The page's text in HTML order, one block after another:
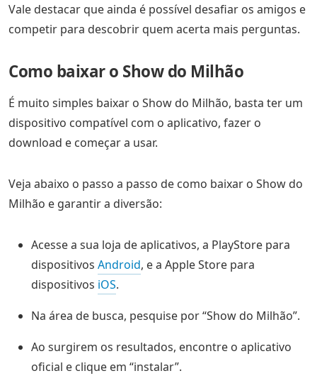
Vale destacar que ainda é possível desafiar os amigos e
competir para descobrir quem acerta mais perguntas.
Como baixar o Show do Milhão
É muito simples baixar o Show do Milhão, basta ter um
dispositivo compatível com o aplicativo, fazer o
download e começar a usar.
Veja abaixo o passo a passo de como baixar o Show do
Milhão e garantir a diversão:
Acesse a sua loja de aplicativos, a PlayStore para
dispositivos Android, e a Apple Store para
dispositivos iOS.
Na área de busca, pesquise por “Show do Milhão”.
Ao surgirem os resultados, encontre o aplicativo
oficial e clique em “instalar”.